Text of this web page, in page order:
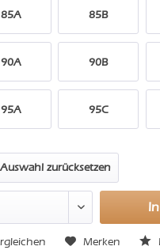
85A 85B
90A 90B
95A 95C
Auswahl zurücksetzen
Merken